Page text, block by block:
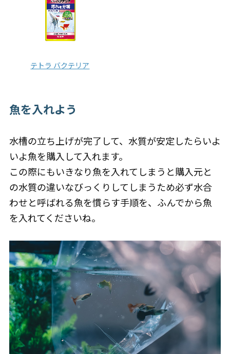
テトラ バクテリア
魚を入れよう
水槽の立ち上げが完了して、水質が安定したらいよ
いよ魚を購入して入れます。
この際にもいきなり魚を入れてしまうと購入元と
の水質の違いなびっくりしてしまうため必ず水合
わせと呼ばれる魚を慣らす手順を、ふんでから魚
を入れてくださいね。